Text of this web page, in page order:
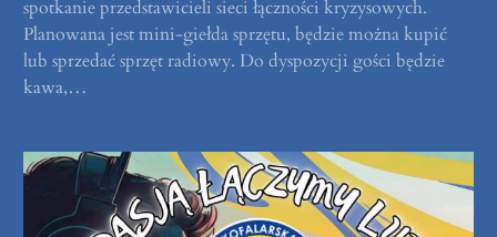
spotkanie przedstawicieli sieci łączności kryzysowych.
Planowana jest mini-giełda sprzętu, będzie można kupić
lub sprzedać sprzęt radiowy. Do dyspozycji gości będzie
kawa,…